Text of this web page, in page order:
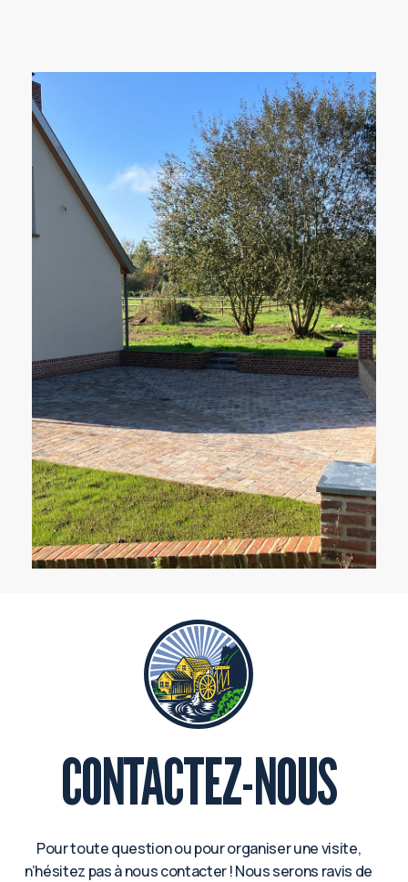
CONTACTEZ-NOUS
Pour toute question ou pour organiser une visite,
n’hésitez pas à nous contacter ! Nous serons ravis de